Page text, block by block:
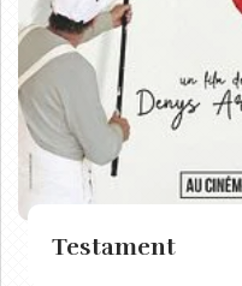
Testament